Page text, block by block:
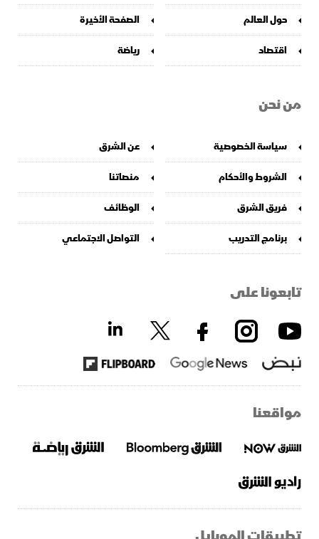
حول العالم
الصفحة الأخيرة
اقتصاد
رياضة
من نحن
سياسة الخصوصية
عن الشرق
الشروط والأحكام
منصاتنا
فريق الشرق
الوظائف
برنامج التدريب
التواصل الاجتماعي
تابعونا على
مواقعنا